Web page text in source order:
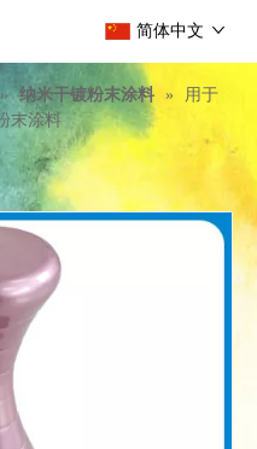
简体中文
» 纳米干镀粉末涂料 »
用于
末涂料